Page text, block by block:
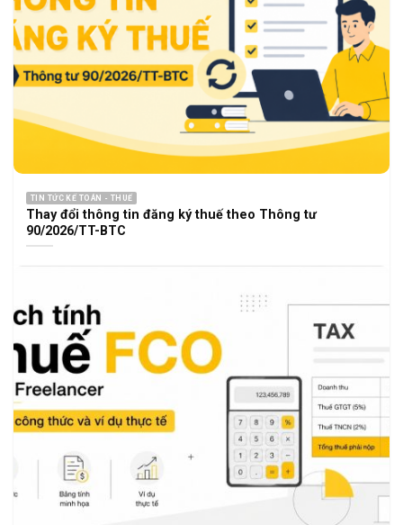
TIN TỨC KẾ TOÁN - THUẾ
Thay đổi thông tin đăng ký thuế theo Thông tư
90/2026/TT-BTC